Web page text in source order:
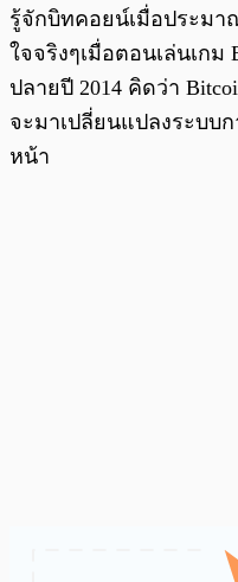
รู้จักบิทคอยน์เมื่อประมา
ใจจริงๆเมื่อตอนเล่นเกม
ปลายปี 2014 คิดว่า
จะมาเปลี่ยนแปลงระบบ
หน้า